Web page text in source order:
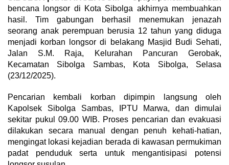
bencana longsor di Kota Sibolga akhirnya membuahkan
hasil. Tim gabungan berhasil menemukan jenazah
seorang anak perempuan berusia 12 tahun yang diduga
menjadi korban longsor di belakang Masjid Budi Sehati,
Jalan S.M. Raja, Kelurahan Pancuran Gerobak,
Kecamatan Sibolga Sambas, Kota Sibolga, Selasa
(23/12/2025).
Pencarian kembali korban dipimpin langsung oleh
Kapolsek Sibolga Sambas, IPTU Marwa, dan dimulai
sekitar pukul 09.00 WIB. Proses pencarian dan evakuasi
dilakukan secara manual dengan penuh kehati-hatian,
mengingat lokasi kejadian berada di kawasan permukiman
padat penduduk serta untuk mengantisipasi potensi